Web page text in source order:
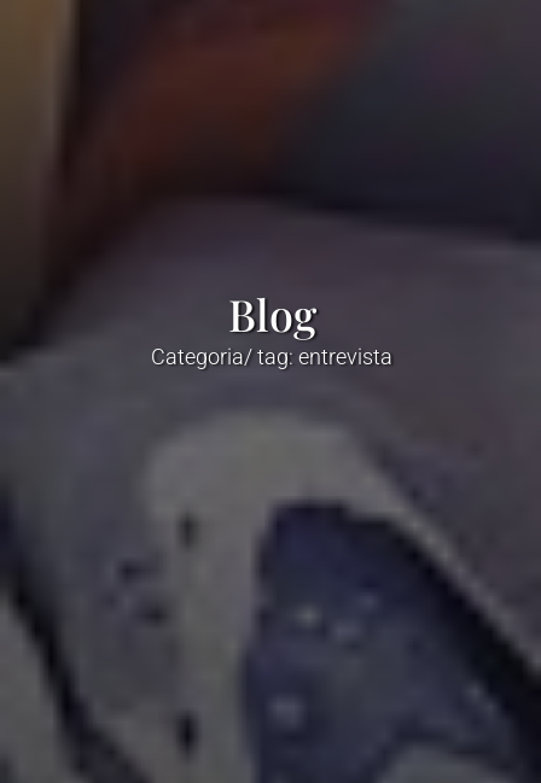
Blog
Categoria/ tag: entrevista